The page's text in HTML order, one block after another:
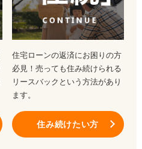
住宅ローンの返済にお困りの方
必見！売っても住み続けられる
リースバックという方法があり
ます。
住み続けたい方